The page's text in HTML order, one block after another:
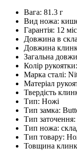
Вага: 81.3 г
Вид ножа:
Гарантія: 12
Довжина в
Довжина
Загальна
Колір
Марка сталі:
Матеріал
Твердість
Тип: Ножі
Тип замка:
Тип
Тип ножа:
Тип товару:
Товщина